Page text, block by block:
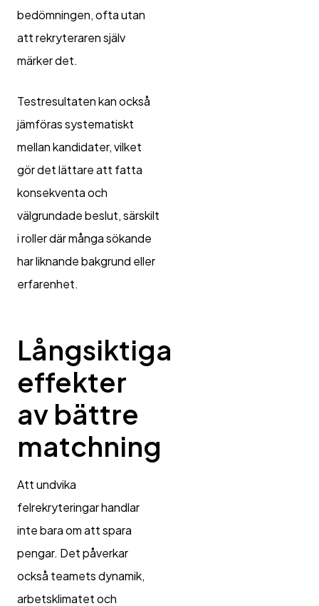
bedömningen, ofta utan
att rekryteraren själv
märker det.
Testresultaten kan också
jämföras systematiskt
mellan kandidater, vilket
gör det lättare att fatta
konsekventa och
välgrundade beslut, särskilt
i roller där många sökande
har liknande bakgrund eller
erfarenhet.
Långsiktiga
effekter
av bättre
matchning
Att undvika
felrekryteringar handlar
inte bara om att spara
pengar. Det påverkar
också teamets dynamik,
arbetsklimatet och